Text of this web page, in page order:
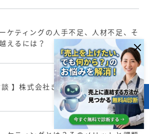
ケティングの人手不足、人材不足、そ
えるには？
談 】株式会社きらやか銀行
目次